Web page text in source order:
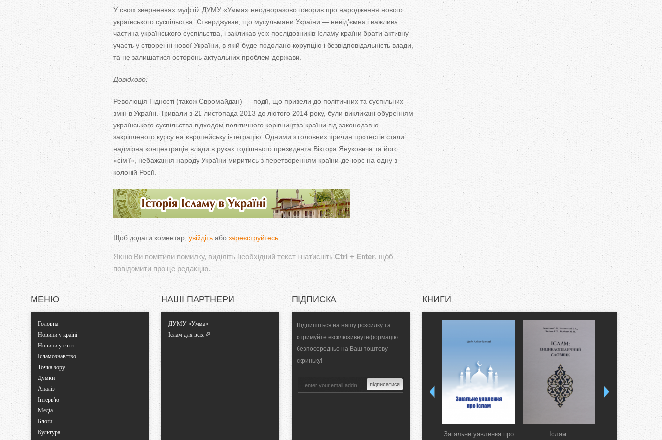
У своїх зверненнях муфтій ДУМУ «Умма» неодноразово говорив про народження нового
українського суспільства. Стверджував, що мусульмани України — невід’ємна і важлива
частина українського суспільства, і закликав усіх послідовників Ісламу країни брати активну
участь у створенні нової України, в якій буде подолано корупцію і безвідповідальність влади,
та не залишатися осторонь актуальних проблем держави.
Довідково:
Революція Гідності (також Євромайдан) — події, що привели до політичних та суспільних
змін в Україні. Тривали з 21 листопада 2013 до лютого 2014 року, були викликані обуренням
українського суспільства відходом політичного керівництва країни від законодавчо
закріпленого курсу на європейську інтеграцію. Одними з головних причин протестів стали
надмірна концентрація влади в руках тодішнього президента Віктора Януковича та його
«сім’ї», небажання народу України миритись з перетворенням країни-де-юре на одну з
колоній Росії.
Щоб додати коментар, увійдіть або зареєструйтесь
Якшо Ви помітили помилку, виділіть необхідний текст і натисніть Ctrl + Enter, щоб
повідомити про це редакцію.
МЕНЮ
Головна
Новини у країні
Новини у світі
Ісламознавство
Точка зору
Думки
Аналіз
Інтерв'ю
Медіа
Блоґи
Культура
НАШІ ПАРТНЕРИ
ДУМУ «Умма»
Іслам для всіх
ПІДПИСКА
Підпишіться на нашу розсилку та
отримуйте ексклюзивну інформацію
безпосередньо на Ваш поштову
скриньку!
КНИГИ
Загальне уявлення про Іслам: Коран.